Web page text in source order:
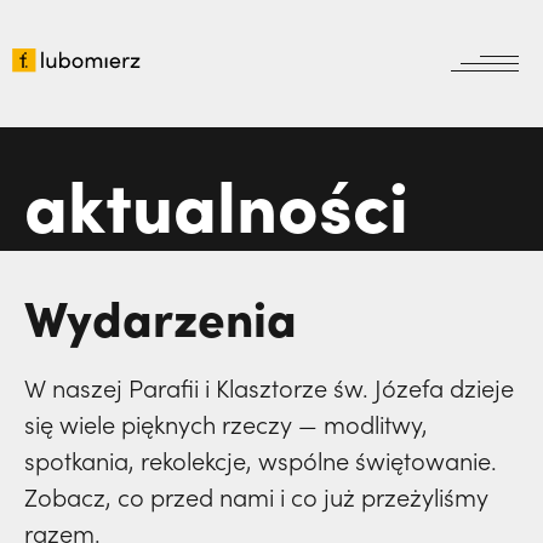
wydarzenia
ogłoszenia
intencje
parafia
kościoły filialne
nabożeństwa
duszpasterstwa
kancelaria
historia
sakramenty
spowiedź
chrzest
bierzmowanie
namaszczenie
klasztor
klasztor
bracia
zakon
cmentarz
wydarzenia
ogłoszenia
intencje
albertówka
albertówka
kamera
Wyszukiwarka
najczęściej wyszukiwane
Msza prymicyjna ks. Arkadiusza,
Jubileusz
kapłaństwa o. Marka Kołodziejczyka,
Boże
aktualności
Wydarzenia
W naszej Parafii i Klasztorze św. Józefa dzieje
się wiele pięknych rzeczy — modlitwy,
spotkania, rekolekcje, wspólne świętowanie.
Zobacz, co przed nami i co już przeżyliśmy
razem.